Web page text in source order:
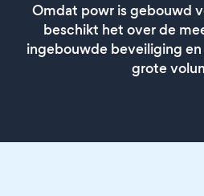
Omdat powr is gebouwd
beschikt het over de
ingebouwde beveiliging
grote